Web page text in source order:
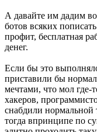
А давайте им дадим
ботов всяких
профит, бесплатная
денег.
Если бы это
приставили бы
мечтами, что мол где-
хакеров,
снабдили
тогда впринципе по